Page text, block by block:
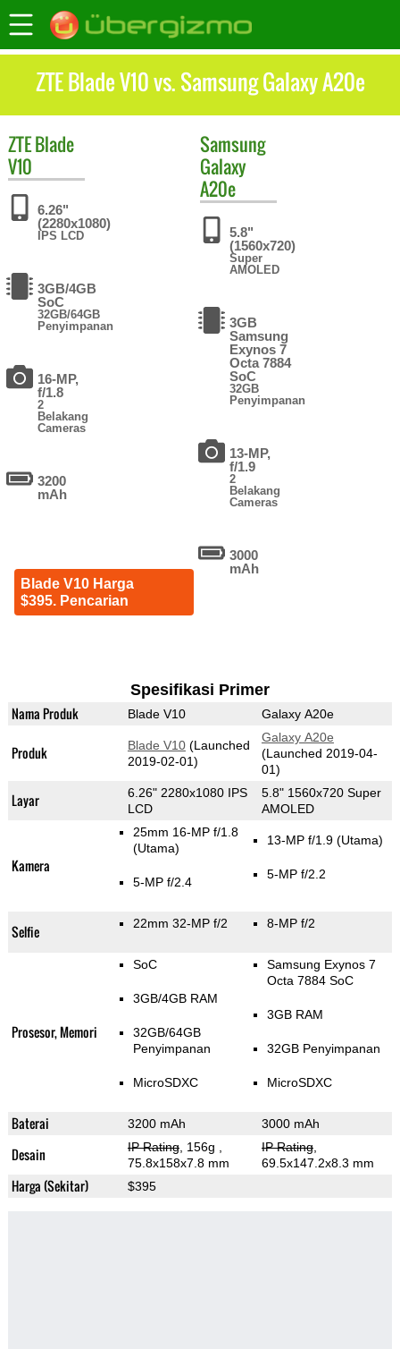
ZTE Blade V10 vs. Samsung Galaxy A20e
ZTEBlade
V10
6.26"
(2280x1080)
IPS LCD
3GB/4GB
SoC
32GB/64GB
Penyimpanan
16-MP,
f/1.8
2
Belakang
Cameras
3200
mAh
Blade V10 Harga
$395. Pencarian
Samsung
Galaxy
A20e
5.8"
(1560x720)
Super
AMOLED
3GB
Samsung
Exynos 7
Octa 7884
SoC
32GB
Penyimpanan
13-MP,
f/1.9
2
Belakang
Cameras
3000
mAh
Spesifikasi Primer
Nama Produk Blade V10 Galaxy A20e
Produk Blade V10(Launched
2019-02-01)
Galaxy A20e
(Launched 2019-04-
01)
Layar
6.26" 2280x1080 IPS
LCD
5.8" 1560x720 Super
AMOLED
Kamera
25mm 16-MP f/1.8
(Utama)
5-MP f/2.4
13-MP f/1.9 (Utama)
5-MP f/2.2
Selfie 22mm 32-MP f/2 8-MP f/2
Prosesor, Memori
SoC
3GB/4GB RAM
32GB/64GB
Penyimpanan
MicroSDXC
Samsung Exynos 7
Octa 7884 SoC
3GB RAM
32GB Penyimpanan
MicroSDXC
Baterai 3200 mAh 3000 mAh
Desain IP Rating, 156g
75.8x158x7.8 mm
IP Rating,
69.5x147.2x8.3 mm
Harga (Sekitar) $395